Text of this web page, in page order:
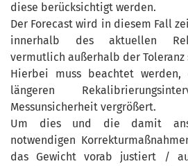
diese berücksichtigt werden.
Der Forecast wird in diesem Fall
innerhalb des aktuellen
vermutlich außerhalb der Toleranz
Hierbei muss beachtet
längeren
Messunsicherheit vergrößert.
Um dies und die damit
notwendigen
das Gewicht vorab justiert /